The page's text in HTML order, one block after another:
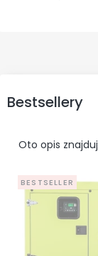
Bestsellery
Oto opis
BESTSELLER